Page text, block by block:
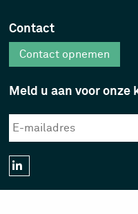
Contact
Contact opnemen
Meld u aan voor